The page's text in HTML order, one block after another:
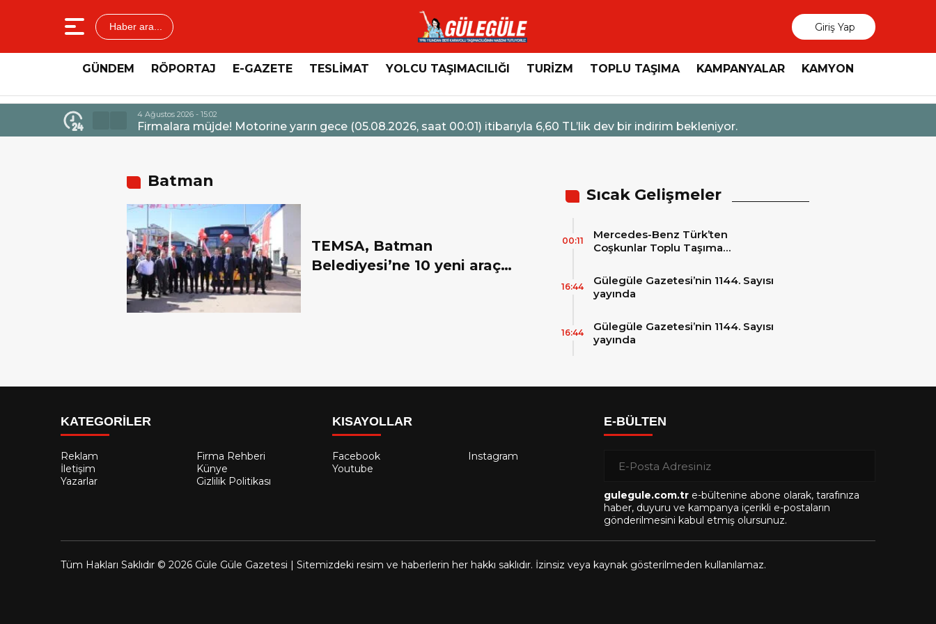
Haber ara... Giriş Yap
GÜNDEM RÖPORTAJ E-GAZETE TESLİMAT YOLCU TAŞIMACILIĞI TURİZM TOPLU TAŞIMA KAMPANYALAR KAMYON
bir indirim bekleniyor. Mercedes-Benz Türk’ten Kamyon Servis Sözleşmelerinde 36 Aya Varan Taksit İmkânı
Batman
TEMSA, Batman
Belediyesi’ne 10 yeni araç
Sıcak Gelişmeler
Mercedes-Benz Türk’ten
Coşkunlar Toplu Taşıma
Mercedes-Benz Conecto Otobüs
Teslimatı
00:11
Gülegüle Gazetesi’nin 1144. Sayısı
yayında
16:44
Gülegüle Gazetesi’nin 1144. Sayısı
yayında
16:44
KATEGORİLER
Reklam
Firma Rehberi
İletişim
Künye
Yazarlar
Gizlilik Politikası
KISAYOLLAR
Facebook
Instagram
Youtube
E-BÜLTEN
gulegule.com.tr e-bültenine abone olarak, tarafınıza
haber, duyuru ve kampanya içerikli e-postaların
gönderilmesini kabul etmiş olursunuz.
Tüm Hakları Saklıdır © 2026 Güle Güle Gazetesi | Sitemizdeki resim ve haberlerin her hakkı saklıdır. İzinsiz veya kaynak gösterilmeden kullanılamaz.